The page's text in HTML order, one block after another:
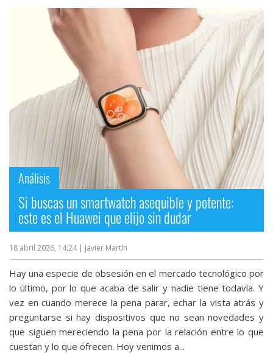
Análisis
Si buscas un smartwatch asequible y potente:
este es el Huawei que elijo sin dudar
18 abril 2026, 14:24 | Javier Martín
Hay una especie de obsesión en el mercado tecnológico por
lo último, por lo que acaba de salir y nadie tiene todavía. Y
vez en cuando merece la pena parar, echar la vista atrás y
preguntarse si hay dispositivos que no sean novedades y
que siguen mereciendo la pena por la relación entre lo que
cuestan y lo que ofrecen. Hoy venimos a...